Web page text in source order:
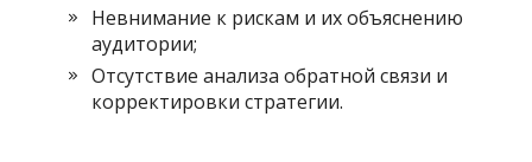
Невнимание к рискам и их объяснению
аудитории;
Отсутствие анализа обратной связи и
корректировки стратегии.